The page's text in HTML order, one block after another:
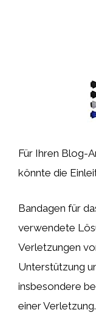
Für Ihren Blog-
könnte die
Bandagen für
verwendete
Verletzungen
Unterstützung
insbesondere
einer